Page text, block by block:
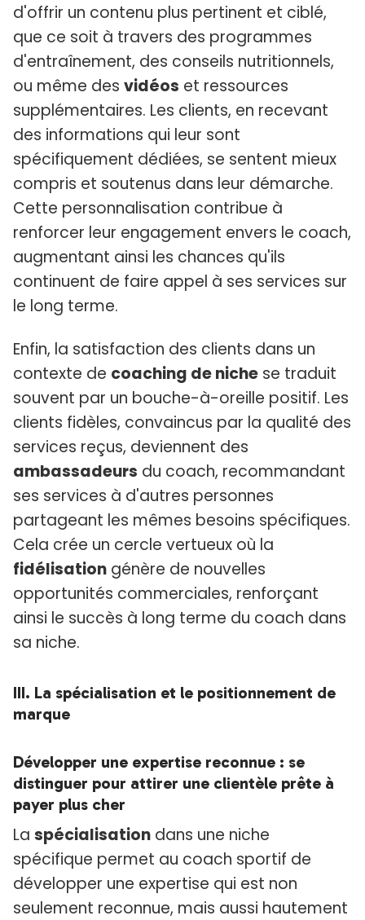
d'offrir un contenu plus pertinent et ciblé,
que ce soit à travers des programmes
d'entraînement, des conseils nutritionnels,
ou même des vidéos et ressources
supplémentaires. Les clients, en recevant
des informations qui leur sont
spécifiquement dédiées, se sentent mieux
compris et soutenus dans leur démarche.
Cette personnalisation contribue à
renforcer leur engagement envers le coach,
augmentant ainsi les chances qu'ils
continuent de faire appel à ses services sur
le long terme.
Enfin, la satisfaction des clients dans un
contexte de coaching de niche se traduit
souvent par un bouche-à-oreille positif. Les
clients fidèles, convaincus par la qualité des
services reçus, deviennent des
ambassadeurs du coach, recommandant
ses services à d'autres personnes
partageant les mêmes besoins spécifiques.
Cela crée un cercle vertueux où la
fidélisation génère de nouvelles
opportunités commerciales, renforçant
ainsi le succès à long terme du coach dans
sa niche.
III. La spécialisation et le positionnement de
marque
Développer une expertise reconnue : se
distinguer pour attirer une clientèle prête à
payer plus cher
La spécialisation dans une niche
spécifique permet au coach sportif de
développer une expertise qui est non
seulement reconnue, mais aussi hautement